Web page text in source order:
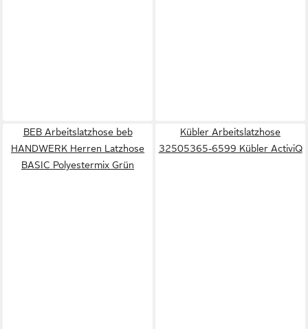
BEB Arbeitslatzhose beb
HANDWERK Herren Latzhose
BASIC Polyestermix Grün
Kübler Arbeitslatzhose
32505365-6599 Kübler ActiviQ